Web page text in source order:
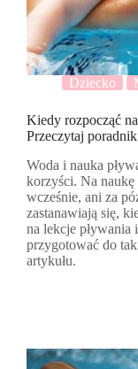
Dziecko
Kiedy rozpocząć
Przeczytaj
Woda i nauka
korzyści. Na naukę
wcześnie, ani za
zastanawiają się,
na lekcje pływania
przygotować do
artykułu.